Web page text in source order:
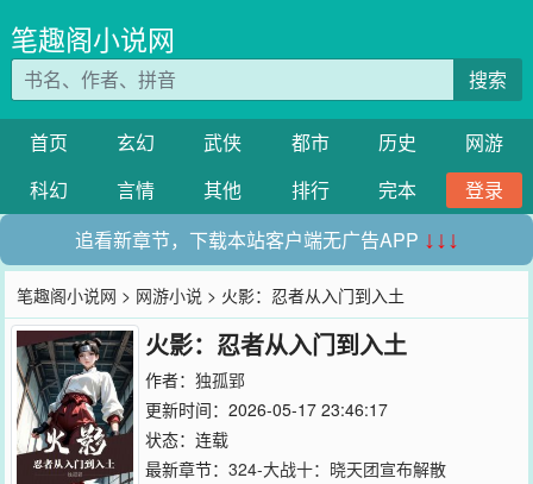
笔趣阁小说网
搜索
首页 玄幻 武侠 都市 历史
网游
科幻
言情 其他 排行 完本
登录
追看新章节，下载本站客户端无广告APP ↓↓↓
笔趣阁小说网 > 网游小说 > 火影：忍者从入门到入土
火影：忍者从入门到入土
作者： 独孤郢
更新时间：2026-05-17 23:46:17
状态：连载
最新章节： 324-大战十：晓天团宣布解散